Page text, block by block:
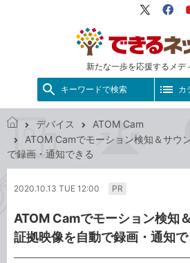
新たな一歩を応援するメデ
X（旧
キーワードで検索 カ
で
き
ッ
デバイス
ATOM Cam
ATOM Camでモーション検知＆サウ
で録画・通知できる
2020.10.13 TUE 12:00 PR
ATOM Camでモーション検知
証拠映像を自動で録画・通知